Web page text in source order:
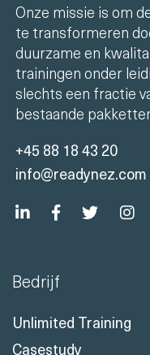
Onze missie is om
te transformeren
duurzame en
trainingen onder
slechts een fractie
bestaande
+45 88 18 43 20
info@readynez.com
Bedrijf
Unlimited Training
Casestudy